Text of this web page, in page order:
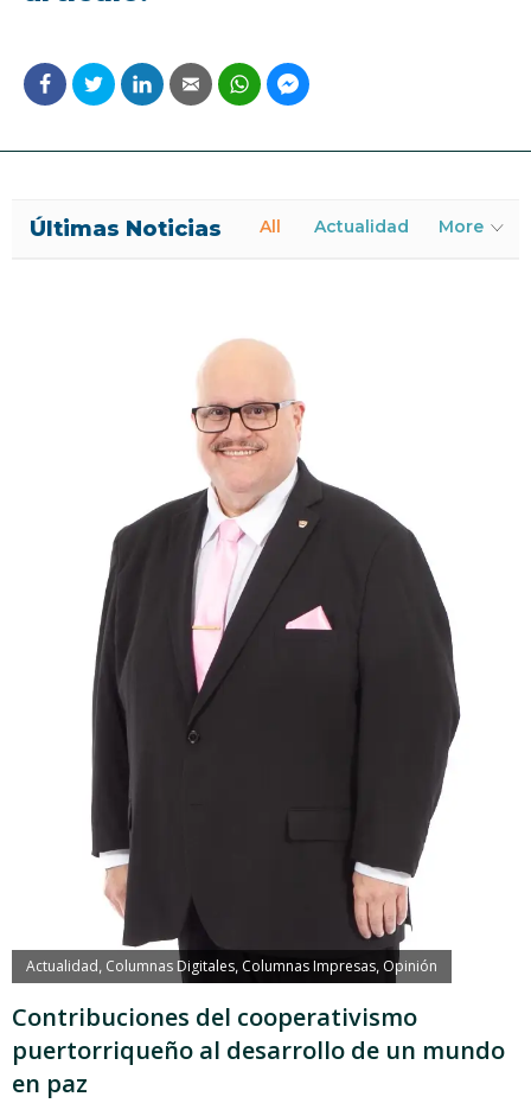
Últimas Noticias All Actualidad More
Actualidad Columnas Digitales, Columnas Impresas, Opinión
Contribuciones del cooperativismo
puertorriqueño al desarrollo de un mundo
en paz